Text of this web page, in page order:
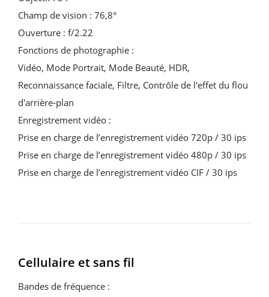
Champ de vision : 76,8°
Ouverture : f/2.22
Fonctions de photographie :
Vidéo, Mode Portrait, Mode Beauté, HDR,
Reconnaissance faciale, Filtre, Contrôle de l'effet du flou
d'arrière-plan
Enregistrement vidéo :
Prise en charge de l’enregistrement vidéo 720p / 30 ips
Prise en charge de l’enregistrement vidéo 480p / 30 ips
Prise en charge de l’enregistrement vidéo CIF / 30 ips
Cellulaire et sans fil
Bandes de fréquence :